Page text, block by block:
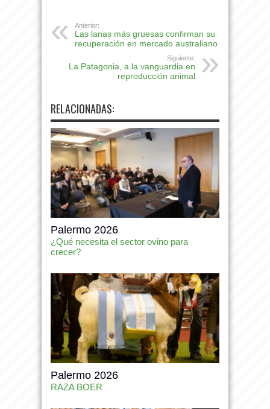
Anterior:
Las lanas más gruesas confirman su
recuperación en mercado australiano
Siguiente:
La Patagonia, a la vanguardia en
reproducción animal
RELACIONADAS:
Palermo 2026
¿Qué necesita el sector ovino para
crecer?
Palermo 2026
RAZA BOER